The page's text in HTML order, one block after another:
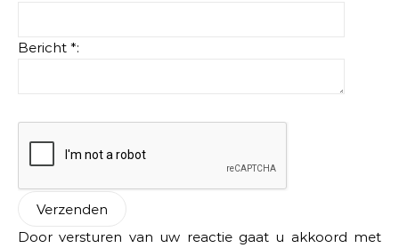
Bericht *:
Door versturen van uw reactie gaat u akkoord met